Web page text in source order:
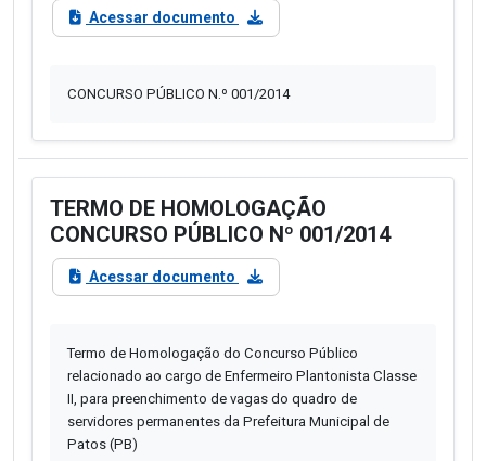
Acessar documento
CONCURSO PÚBLICO N.º 001/2014
TERMO DE HOMOLOGAÇÃO
CONCURSO PÚBLICO Nº 001/2014
Acessar documento
Termo de Homologação do Concurso Público
relacionado ao cargo de Enfermeiro Plantonista Classe
II, para preenchimento de vagas do quadro de
servidores permanentes da Prefeitura Municipal de
Patos (PB)